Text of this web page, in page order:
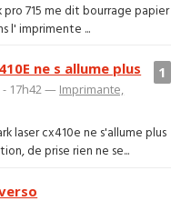
715 me dit bourrage papier
l' imprimente ...
1
ne s allume plus
- 17h42 — Imprimante,
laser cx410e ne s'allume plus
de prise rien ne se...